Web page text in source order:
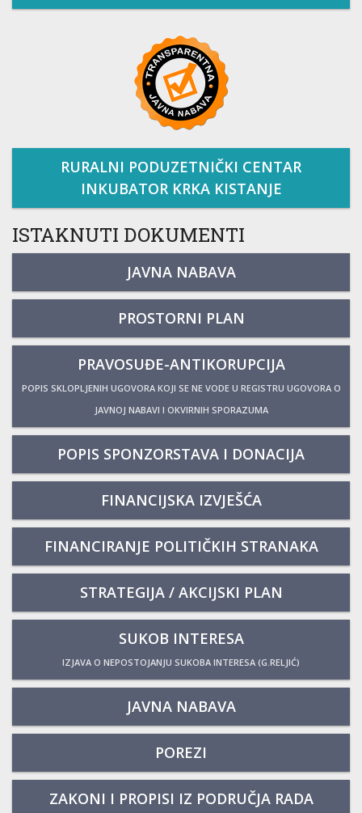
RURALNI PODUZETNIČKI CENTAR
INKUBATOR KRKA KISTANJE
ISTAKNUTI DOKUMENTI
JAVNA NABAVA
PROSTORNI PLAN
PRAVOSUĐE-ANTIKORUPCIJA
POPIS SKLOPLJENIH UGOVORA KOJI SE NE VODE U REGISTRU UGOVORA O
JAVNOJ NABAVI I OKVIRNIH SPORAZUMA
POPIS SPONZORSTAVA I DONACIJA
FINANCIJSKA IZVJEŠĆA
FINANCIRANJE POLITIČKIH STRANAKA
STRATEGIJA / AKCIJSKI PLAN
SUKOB INTERESA
IZJAVA O NEPOSTOJANJU SUKOBA INTERESA (G.RELJIĆ)
JAVNA NABAVA
POREZI
ZAKONI I PROPISI IZ PODRUČJA RADA